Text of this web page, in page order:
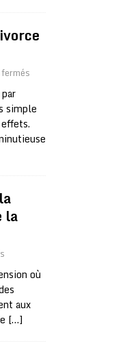
simple
la
où
aux
[…]